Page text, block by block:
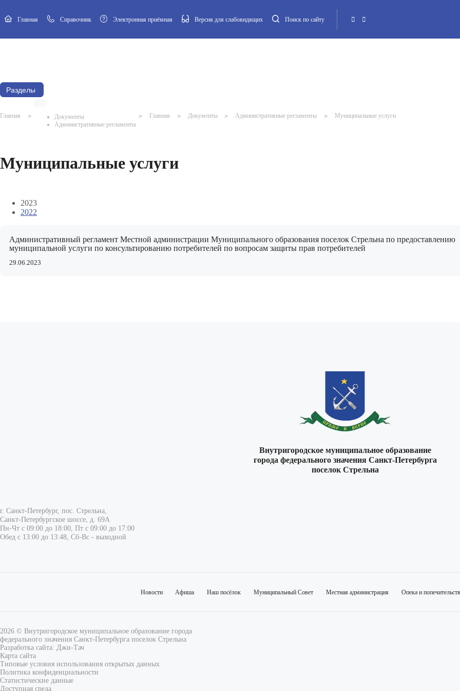
Главная Cправочник Электронная приёмная Версия для слабовидящих Поиск по сайту
Разделы
Главная >
Документы
Административные регламенты
> Главная > Документы > Административные регламенты > Муниципальные услуги
Муниципальные услуги
2023
2022
Административный регламент Местной администрации Муниципального образования поселок Стрельна по предоставлению
муниципальной услуги по консультированию потребителей по вопросам защиты прав потребителей
29.06.2023
Внутригородское муниципальное образование
города федерального значения Санкт-Петербурга
поселок Стрельна
г. Санкт-Петербург, пос. Стрельна,
Санкт-Петербургское шоссе, д. 69А
Пн-Чт с 09:00 до 18:00, Пт с 09:00 до 17:00
Обед с 13:00 до 13:48, Сб-Вс - выходной
Новости Афиша Наш посёлок Муниципальный Совет Местная администрация Опека и
2026 © Внутригородское муниципальное образование города
федерального значения Санкт-Петербурга поселок Стрельна
Разработка сайта: Джи-Тач
Карта сайта
Типовые условия использования открытых данных
Политика конфиденциальности
Статистические данные
Доступная среда